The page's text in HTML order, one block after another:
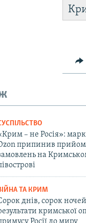
– не Росія»:
припинив
на
ТА КРИМ
днів, сорок
кримської
Росії до миру